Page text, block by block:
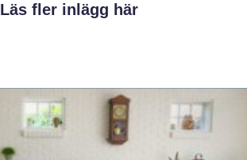
Läs fler inlägg här